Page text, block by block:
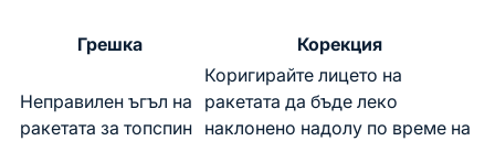
Грешка Корекция
Неправилен ъгъл на
ракетата за топспин
Коригирайте лицето на
ракетата да бъде леко
наклонено надолу по време на